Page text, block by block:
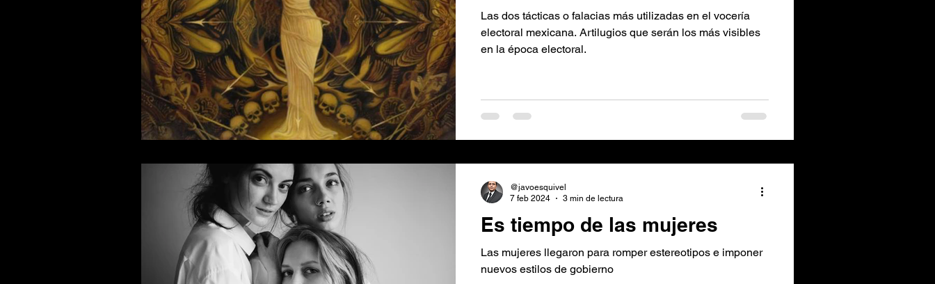
Las dos tácticas o falacias más utilizadas en el vocería
electoral mexicana. Artilugios que serán los más visibles
en la época electoral.
Es tiempo de las mujeres
Las mujeres llegaron para romper estereotipos e imponer
nuevos estilos de gobierno
@javoesquivel
7 feb 2024
3 min de lectura